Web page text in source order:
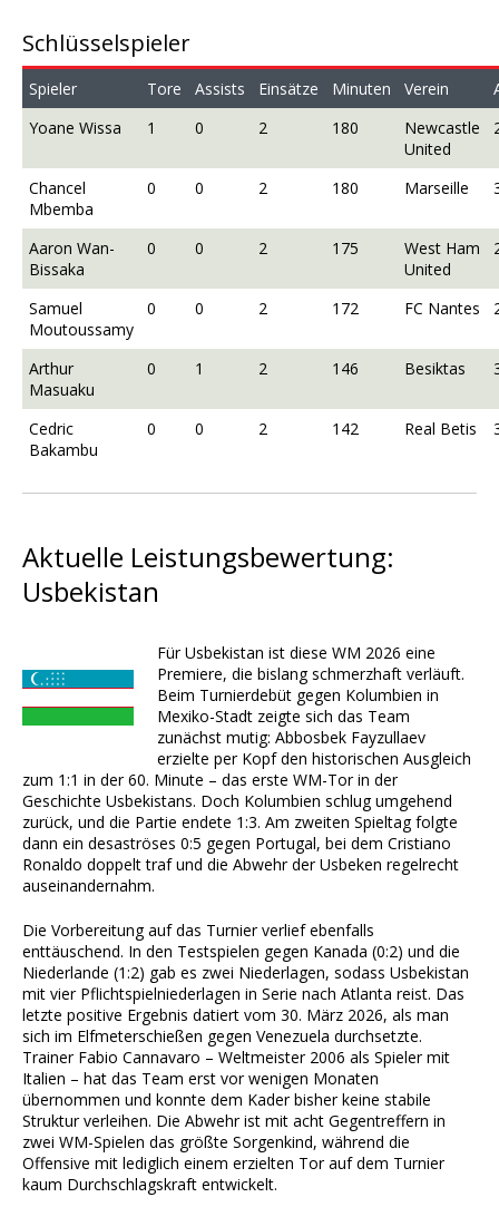
Schlüsselspieler
Spieler Tore Assists Einsätze Minuten Verein
Yoane Wissa
1 0 2 180
Newcastle
United
Chancel
Mbemba
0 0 2 180 Marseille
Aaron Wan-
Bissaka
0 0 2 175
West Ham
United
Samuel
Moutoussamy
0 0 2 172 FC Nantes
Arthur
Masuaku
0 1 2 146 Besiktas
Cedric
Bakambu
0 0 2 142 Real Betis
Aktuelle Leistungsbewertung:
Usbekistan
Für Usbekistan ist diese WM 2026 eine
Premiere, die bislang schmerzhaft verläuft.
Beim Turnierdebüt gegen Kolumbien in
Mexiko-Stadt zeigte sich das Team
zunächst mutig: Abbosbek Fayzullaev
erzielte per Kopf den historischen Ausgleich
zum 1:1 in der 60. Minute – das erste WM-Tor in der
Geschichte Usbekistans. Doch Kolumbien schlug umgehend
zurück, und die Partie endete 1:3. Am zweiten Spieltag folgte
dann ein desaströses 0:5 gegen Portugal, bei dem Cristiano
Ronaldo doppelt traf und die Abwehr der Usbeken regelrecht
auseinandernahm.
Die Vorbereitung auf das Turnier verlief ebenfalls
enttäuschend. In den Testspielen gegen Kanada (0:2) und die
Niederlande (1:2) gab es zwei Niederlagen, sodass Usbekistan
mit vier Pflichtspielniederlagen in Serie nach Atlanta reist. Das
letzte positive Ergebnis datiert vom 30. März 2026, als man
sich im Elfmeterschießen gegen Venezuela durchsetzte.
Trainer Fabio Cannavaro – Weltmeister 2006 als Spieler mit
Italien – hat das Team erst vor wenigen Monaten
übernommen und konnte dem Kader bisher keine stabile
Struktur verleihen. Die Abwehr ist mit acht Gegentreffern in
zwei WM-Spielen das größte Sorgenkind, während die
Offensive mit lediglich einem erzielten Tor auf dem Turnier
kaum Durchschlagskraft entwickelt.